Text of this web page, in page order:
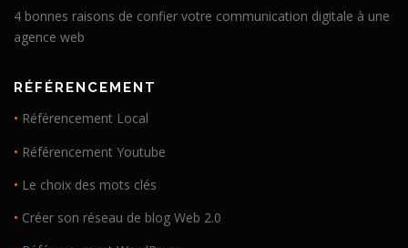
4 bonnes raisons de confier votre communication digitale à une
agence web
RÉFÉRENCEMENT
• Référencement Local
• Référencement Youtube
• Le choix des mots clés
• Créer son réseau de blog Web 2.0